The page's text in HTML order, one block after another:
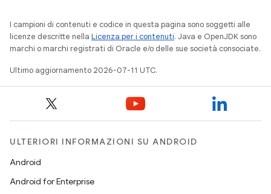
I campioni di contenuti e codice in questa pagina sono soggetti alle
licenze descritte nella Licenza per i contenuti. Java e OpenJDK sono
marchi o marchi registrati di Oracle e/o delle sue società consociate.
Ultimo aggiornamento 2026-07-11 UTC.
ULTERIORI INFORMAZIONI SU ANDROID
Android
Android for Enterprise